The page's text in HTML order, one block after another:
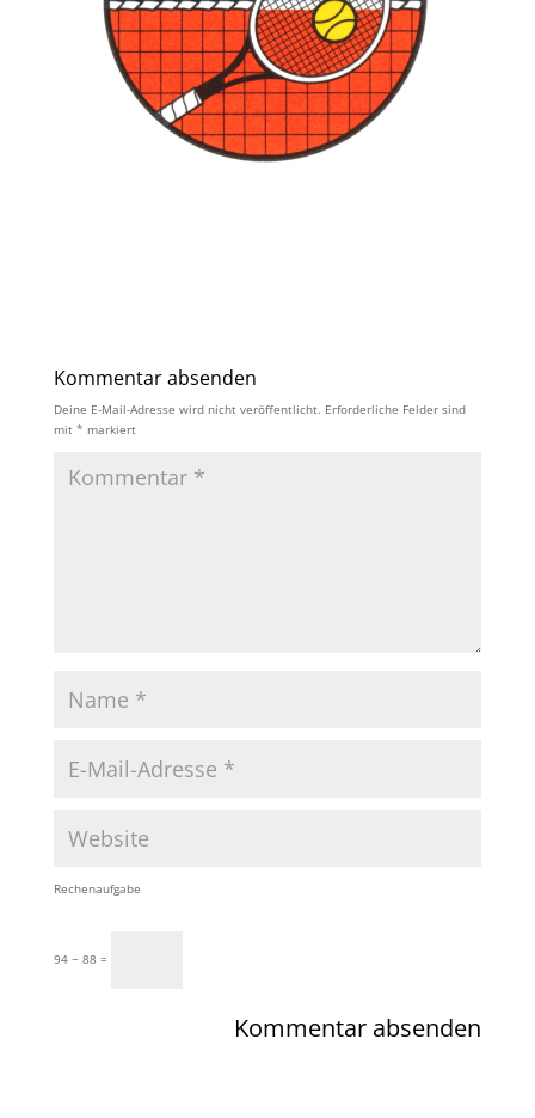
Kommentar absenden
Deine E-Mail-Adresse wird nicht veröffentlicht. Erforderliche Felder sind
mit * markiert
Rechenaufgabe
94 − 88 =